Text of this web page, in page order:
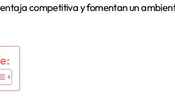
competitiva y fomentan un